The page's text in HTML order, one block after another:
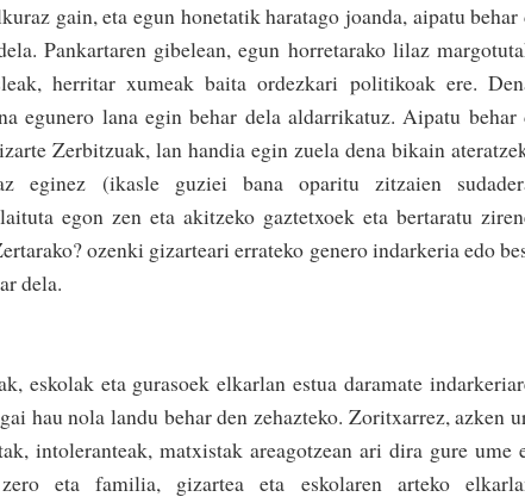
gain, eta egun honetatik haratago joanda, aipatu behar
Pankartaren gibelean, egun horretarako lilaz
herritar xumeak baita ordezkari politikoak ere.
egunero lana egin behar dela aldarrikatuz. Aipatu behar
Zerbitzuak, lan handia egin zuela dena bikain
eginez (ikasle guziei bana oparitu zitzaien
egon zen eta akitzeko gaztetxoek eta bertaratu
ozenki gizarteari errateko genero indarkeria edo
dela.
eskolak eta gurasoek elkarlan estua daramate
hau nola landu behar den zehazteko. Zoritxarrez, azken
intoleranteak, matxistak areagotzean ari dira gure ume
eta familia, gizartea eta eskolaren arteko